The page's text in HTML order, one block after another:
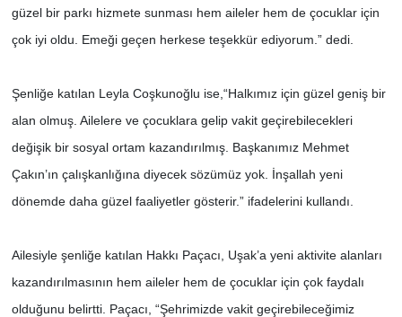
güzel bir parkı hizmete sunması hem aileler hem de çocuklar için
çok iyi oldu. Emeği geçen herkese teşekkür ediyorum.” dedi.
Şenliğe katılan Leyla Coşkunoğlu ise,“Halkımız için güzel geniş bir
alan olmuş. Ailelere ve çocuklara gelip vakit geçirebilecekleri
değişik bir sosyal ortam kazandırılmış. Başkanımız Mehmet
Çakın’ın çalışkanlığına diyecek sözümüz yok. İnşallah yeni
dönemde daha güzel faaliyetler gösterir.” ifadelerini kullandı.
Ailesiyle şenliğe katılan Hakkı Paçacı, Uşak’a yeni aktivite alanları
kazandırılmasının hem aileler hem de çocuklar için çok faydalı
olduğunu belirtti. Paçacı, “Şehrimizde vakit geçirebileceğimiz